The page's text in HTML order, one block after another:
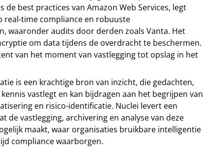
de best practices van Amazon Web Services, legt
real-time compliance en robuuste
waaronder audits door derden zoals Vanta. Het
om data tijdens de overdracht te beschermen.
van het moment van vastlegging tot opslag in het
is een krachtige bron van inzicht, die gedachten,
vastlegt en kan bijdragen aan het begrijpen van
en risico-identificatie. Nuclei levert een
de vastlegging, archivering en analyse van deze
maakt, waar organisaties bruikbare intelligentie
compliance waarborgen.